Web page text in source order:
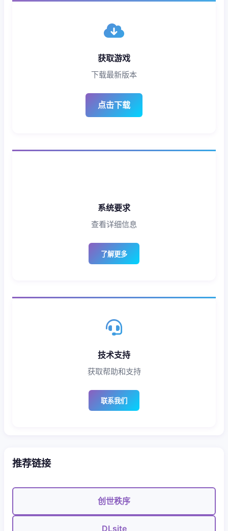
获取游戏
下载最新版本
点击下载
系统要求
查看详细信息
了解更多
技术支持
获取帮助和支持
联系我们
推荐链接
创世秩序
DLsite